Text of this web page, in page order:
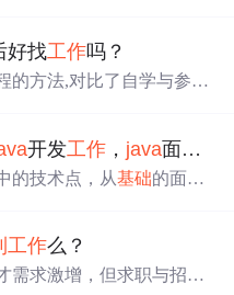
学习资源和建议，同时提
和职业规划来决定是否
好找工作吗？
的方法,对比了自学与参加
开发工作 ， java面试基本问题
的技术点，从基础的面向
.
工作么？
需求激增，但求职与招聘